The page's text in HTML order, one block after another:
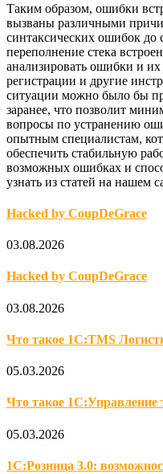
Таким образом, ошибки
вызваны различными
синтаксических ошибок
переполнение стека
анализировать ошибки и
регистрации и другие
ситуации можно было бы
заранее, что позволит
вопросы по устранению
опытным специалистам,
обеспечить стабильную
возможных ошибках и
узнать из статей на нашем
Hacked by CoupDeGrace
03.08.2026
Hacked by CoupDeGrace
03.08.2026
Что такое 1С:TMS
05.03.2026
Что такое 1С:Управление
05.03.2026
1С:Розница 3.0: